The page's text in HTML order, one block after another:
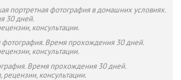
портретная фотография в домашних условиях.
30 дней.
консультации.
Время прохождения 30 дней.
консультации.
Время прохождения 30 дней.
рецензии, консультации.